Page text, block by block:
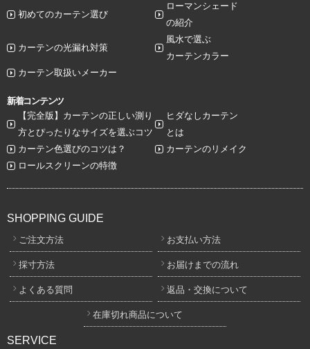
初めてのカーテン選び
ローマンシェード
の紹介
カーテンの光漏れ対策
風水で選ぶ
カーテンカラー
カーテン取扱いメーカー
新着コンテンツ
【完全版】カーテンの正しい測り
方とぴったりなサイズを選ぶコツ
ヒダなしカーテン
とは
カーテン色選びのコツは？
カーテンのリメイク
ロールスクリーンの特徴
SHOPPING GUIDE
ご注文方法 お支払い方法
採寸方法 お届けまでの流れ
よくある質問 返品・交換について
在庫切れ商品について
SERVICE